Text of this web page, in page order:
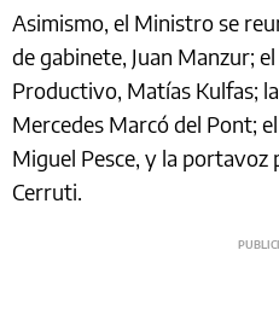
Asimismo, el Ministro se
de gabinete, Juan Manzur;
Productivo, Matías Kulfas;
Mercedes Marcó del Pont;
Miguel Pesce, y la portavoz
Cerruti.